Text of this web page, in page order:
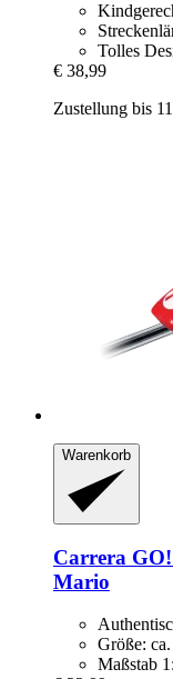
Tolles
€ 38,99
Zustellung bis
Warenkorb
Carrera
Mario
Größe:
Maßstab